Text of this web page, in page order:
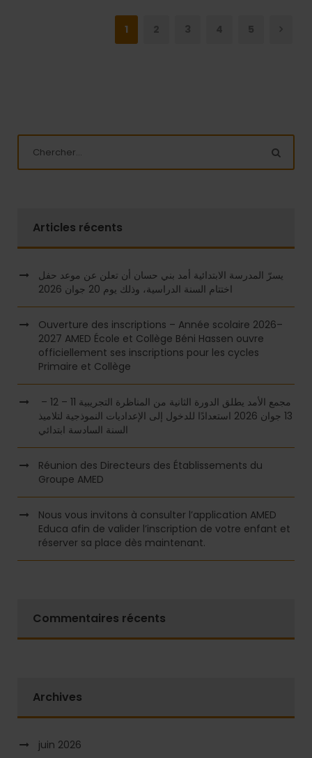
1 2 3 4 5
Articles récents
يسرّ المدرسة الابتدائية أمد بني حسان أن تعلن عن موعد حفل
اختتام السنة الدراسية، وذلك يوم 20 جوان 2026
Ouverture des inscriptions – Année scolaire 2026–
2027 AMED École et Collège Béni Hassen ouvre
officiellement ses inscriptions pour les cycles
Primaire et Collège
13 جوان 2026 استعدادًا للدخول إلى الإعداديات النموذجية لتلاميذ
السنة السادسة ابتدائي
Réunion des Directeurs des Établissements du
Groupe AMED
Nous vous invitons à consulter l’application AMED
Educa afin de valider l’inscription de votre enfant et
réserver sa place dès maintenant.
Commentaires récents
Archives
juin 2026